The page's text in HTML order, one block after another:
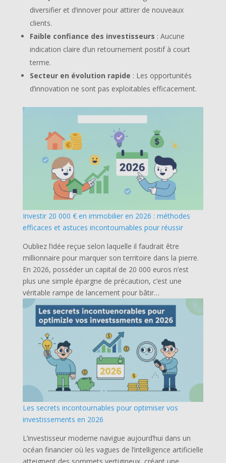
diversifier et d’innover pour attirer de nouveaux
clients.
Faible confiance des investisseurs : Aucune
indication claire d’un retournement positif à court
terme.
Secteur en évolution rapide : Les opportunités
d’innovation ne sont pas exploitables efficacement.
Investir 20 000 € en immobilier en 2026 : méthodes
efficaces et astuces incontournables pour réussir
Oubliez l’idée reçue selon laquelle il faudrait être
millionnaire pour marquer son territoire dans la pierre.
En 2026, posséder un capital de 20 000 euros n’est
plus une simple épargne de précaution, c’est une
véritable rampe de lancement pour bâtir…
Les secrets incontournables pour optimiser vos
investissements en 2026
L’investisseur moderne navigue aujourd’hui dans un
océan financier où les vagues de l’intelligence artificielle